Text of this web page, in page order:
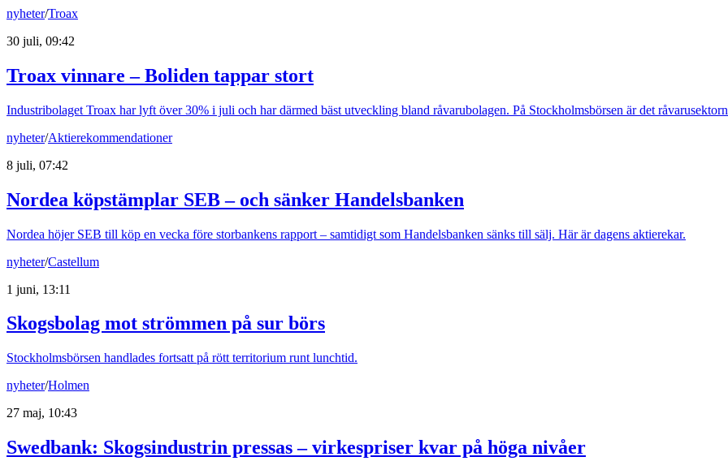
nyheter/Troax
30 juli, 09:42
Troax vinnare – Boliden tappar stort
Industribolaget Troax har lyft över 30% i juli och har därmed bäst utveckling bland råvarubolagen. På Stockholmsbörsen är det
nyheter/Aktierekommendationer
8 juli, 07:42
Nordea köpstämplar SEB – och sänker Handelsbanken
Nordea höjer SEB till köp en vecka före storbankens rapport – samtidigt som Handelsbanken sänks till sälj. Här är dagens aktierekar.
nyheter/Castellum
1 juni, 13:11
Skogsbolag mot strömmen på sur börs
Stockholmsbörsen handlades fortsatt på rött territorium runt lunchtid.
nyheter/Holmen
27 maj, 10:43
Swedbank: Skogsindustrin pressas – virkespriser kvar på höga nivåer